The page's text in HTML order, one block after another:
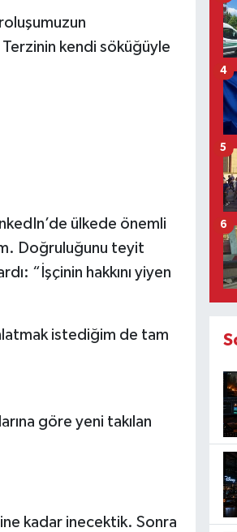
kendi söküğüyle
ülkede önemli
Doğruluğunu teyit
“İşçinin hakkını yiyen
istediğim de tam
göre yeni takılan
kadar inecektik. Sonra
4
5
6